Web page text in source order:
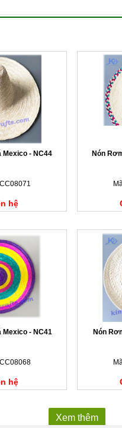
Mexico - NC44
hệ
Nón
Mexico - NC41
hệ
Nón
Xem thêm